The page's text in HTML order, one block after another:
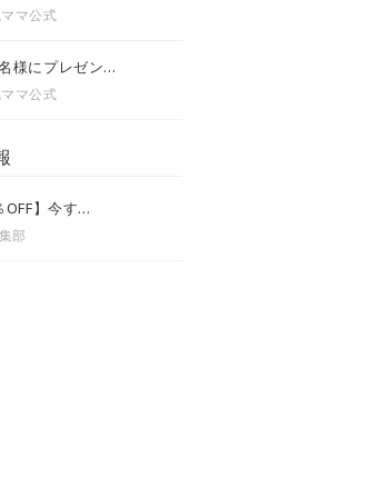
ママ公式
様にプレゼン...
ママ公式
OFF】今す...
部